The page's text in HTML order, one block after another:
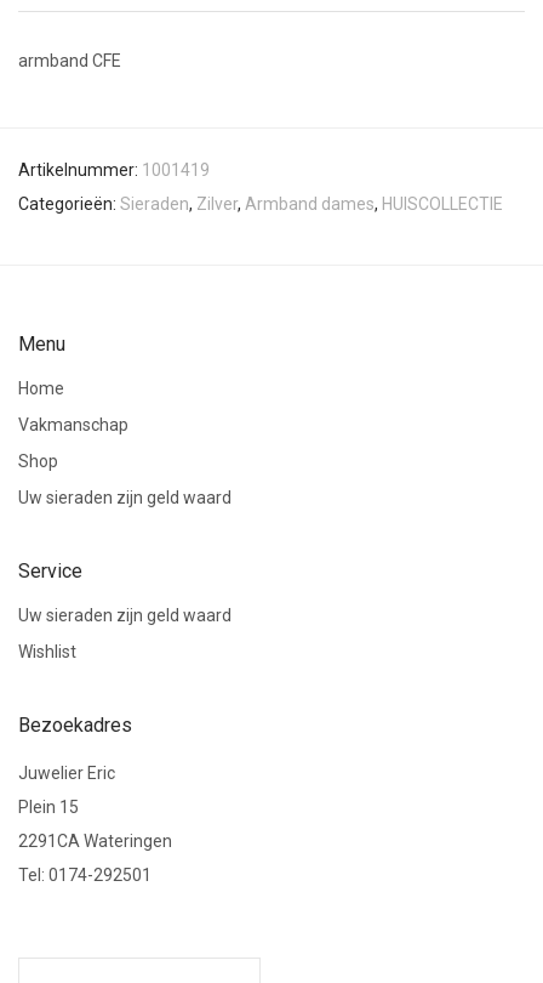
armband CFE
Artikelnummer: 1001419
Categorieën: Sieraden, Zilver, Armband dames, HUISCOLLECTIE
Menu
Home
Vakmanschap
Shop
Uw sieraden zijn geld waard
Service
Uw sieraden zijn geld waard
Wishlist
Bezoekadres
Juwelier Eric
Plein 15
2291CA Wateringen
Tel: 0174-292501